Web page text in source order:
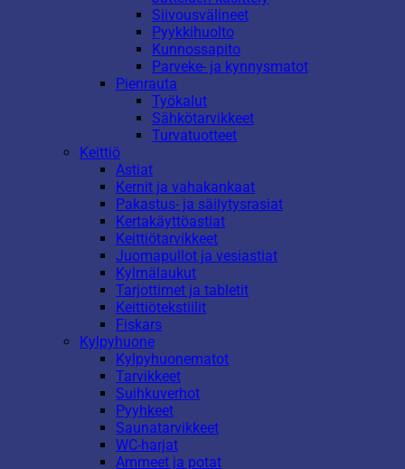
Siivousvälineet
Pyykkihuolto
Kunnossapito
Parveke- ja kynnysmatot
Pienrauta
Työkalut
Sähkötarvikkeet
Turvatuotteet
Keittiö
Astiat
Kernit ja vahakankaat
Pakastus- ja säilytysrasiat
Kertakäyttöastiat
Keittiötarvikkeet
Juomapullot ja vesiastiat
Kylmälaukut
Tarjottimet ja tabletit
Keittiötekstiilit
Fiskars
Kylpyhuone
Kylpyhuonematot
Tarvikkeet
Suihkuverhot
Pyyhkeet
Saunatarvikkeet
WC-harjat
Ammeet ja potat